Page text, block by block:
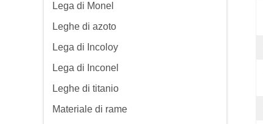
Lega di Monel
Leghe di azoto
Lega di Incoloy
Lega di Inconel
Leghe di titanio
Materiale di rame